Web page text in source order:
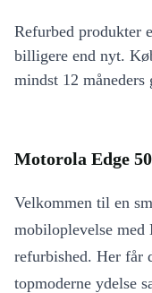
Refurbed produkter
billigere end nyt.
mindst 12
Motorola Edge
Velkommen til en
mobiloplevelse med
refurbished. Her får
topmoderne ydelse